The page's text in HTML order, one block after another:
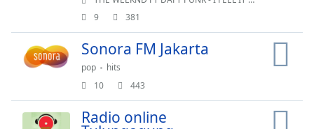
9
381
Sonora FM Jakarta
pop
hits
10
443
Radio online